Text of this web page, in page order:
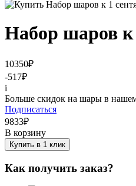
Набор шаров к
10350₽
-517₽
i
Больше скидок на шары в
Подписаться
9833₽
В корзину
Купить в 1 клик
Как получить заказ?